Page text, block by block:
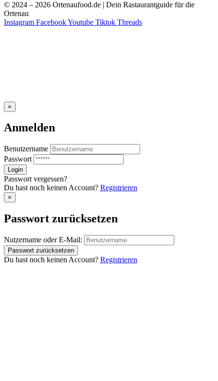
© 2024 – 2026 Ortenaufood.de | Dein Rastaurantguide für die
Ortenau
Instagram FacebookYoutube Tiktok Threads
×
Anmelden
Benutzername
Passwort
Passwort vergessen?
Du hast noch keinen Account? Registrieren
×
Passwort zurücksetzen
Nutzername oder E-Mail:
Du hast noch keinen Account? Registrieren